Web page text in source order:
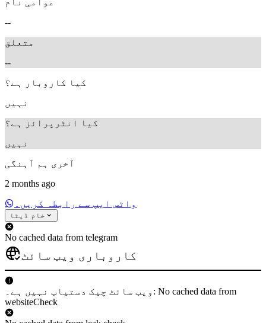
--
متعلق
--
کیا کاروبار ہے؟
نہیں
کیا انٹرپرائز ہے؟
نہیں
آخری ہم آہنگی
2 months ago
واٹس ایپ سے رابطہ کریں۔
خام ڈیٹا
No cached data from telegram
کاروباری ویب سائٹ
ویب سائٹ چیک دستیاب نہیں ہے۔: No cached data from
websiteCheck